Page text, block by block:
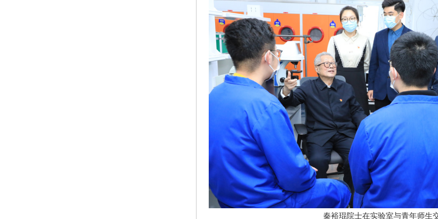
秦裕琨院士在实验室与青年师生